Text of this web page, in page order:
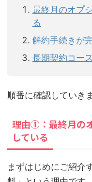
最終月のオプ
る
解約手続きが
長期契約コー
順番に確認していき
理由①：最終月の
している
まずはじめにご紹介